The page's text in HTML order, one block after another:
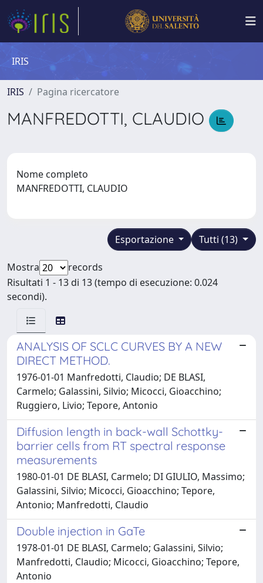
IRIS
IRIS Pagina ricercatore
MANFREDOTTI, CLAUDIO
Nome completo
MANFREDOTTI, CLAUDIO
Tutti (13)
Esportazione
Mostra
records
Risultati 1 - 13 di 13 (tempo di esecuzione: 0.024
secondi).
ANALYSIS OF SCLC CURVES BY A NEW
DIRECT METHOD.
1976-01-01 Manfredotti, Claudio; DE BLASI,
Carmelo; Galassini, Silvio; Micocci, Gioacchino;
Ruggiero, Livio; Tepore, Antonio
Diffusion length in back-wall Schottky-
barrier cells from RT spectral response
measurements
1980-01-01 DE BLASI, Carmelo; DI GIULIO, Massimo;
Galassini, Silvio; Micocci, Gioacchino; Tepore,
Antonio; Manfredotti, Claudio
Double injection in GaTe
1978-01-01 DE BLASI, Carmelo; Galassini, Silvio;
Manfredotti, Claudio; Micocci, Gioacchino; Tepore,
Antonio